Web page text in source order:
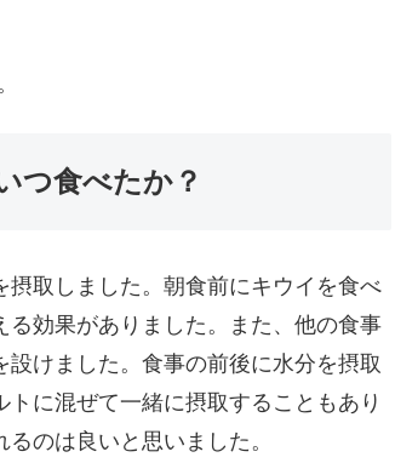
つ食べたか？
取しました。朝食前にキウイを食べ
効果がありました。また、他の食事
けました。食事の前後に水分を摂取
に混ぜて一緒に摂取することもあり
のは良いと思いました。